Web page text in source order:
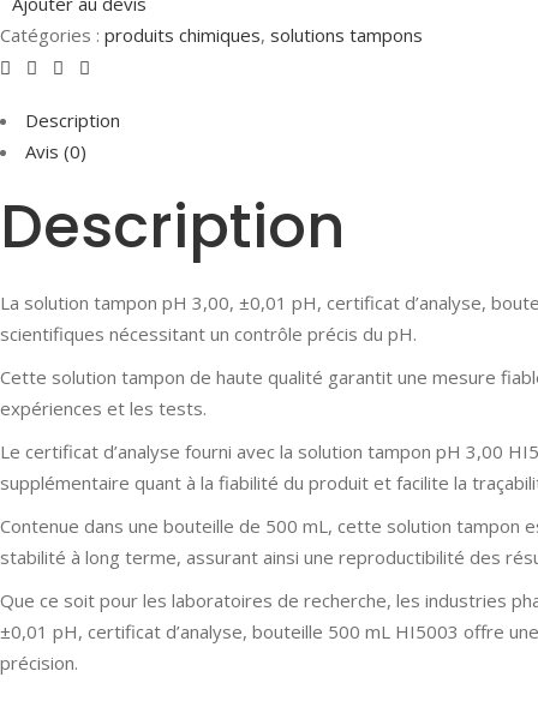
Catégories : produits chimiques, solutions tampons
Description
Avis (0)
Description
La solution tampon pH 3,00, ±0,01 pH, certificat d’analyse,
scientifiques nécessitant un contrôle précis du pH.
Cette solution tampon de haute qualité garantit une mesure
expériences et les tests.
Le certificat d’analyse fourni avec la solution tampon pH 3,00
supplémentaire quant à la fiabilité du produit et facilite la
Contenue dans une bouteille de 500 mL, cette solution tampon
stabilité à long terme, assurant ainsi une reproductibilité des
Que ce soit pour les laboratoires de recherche, les industries
±0,01 pH, certificat d’analyse, bouteille 500 mL HI5003 offre
précision.